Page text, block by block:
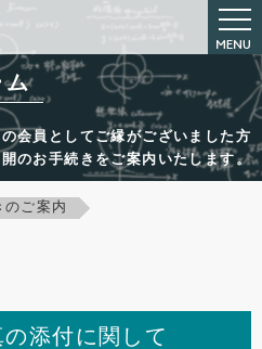
ム
会員としてご縁がございました方
のお手続きをご案内いたします。
のご案内
の添付に関して